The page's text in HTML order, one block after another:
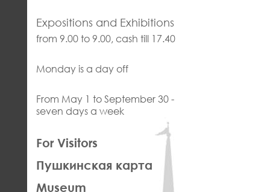
Expositions and Exhibitions
from 9.00 to 9.00, cash till 17.40
Monday is a day off
From May 1 to September 30 -
seven days a week
ЛЕВАЯ
ФУТЕР
For Visitors
Пушкинская карта
Museum